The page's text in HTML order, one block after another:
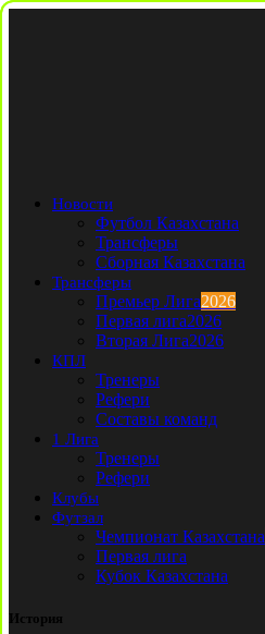
Новости
Футбол Казахстана
Трансферы
Сборная Казахстана
Трансферы
Премьер Лига2026
Первая лига2026
Вторая Лига2026
КПЛ
Тренеры
Рефери
Составы команд
1 Лига
Тренеры
Рефери
Клубы
Футзал
Чемпионат Казахстана
Первая лига
Кубок Казахстана
История